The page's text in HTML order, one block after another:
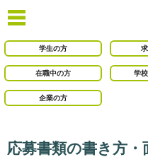
学生の方
在職中の方 学
企業の方
応募書類の書き方・